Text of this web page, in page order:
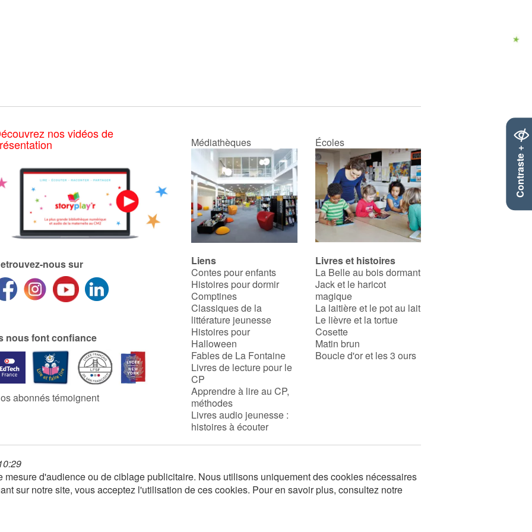
Contraste +
nos vidéos de
nous sur
nous font confiance
abonnés témoignent
Médiathèques Écoles
Liens
Contes pour enfants
Histoires pour dormir
Comptines
Classiques de la
littérature jeunesse
Histoires pour
Halloween
Fables de La Fontaine
Livres de lecture pour le
CP
Apprendre à lire au CP,
méthodes
Livres audio jeunesse :
histoires à écouter
Livres et histoires
La Belle au bois dormant
Jack et le haricot
magique
La laitière et le pot au lait
Le lièvre et la tortue
Cosette
Matin brun
Boucle d'or et les 3 ours
d'audience ou de ciblage publicitaire. Nous utilisons uniquement des cookies nécessaires
sur notre site, vous acceptez l'utilisation de ces cookies. Pour en savoir plus, consultez notre